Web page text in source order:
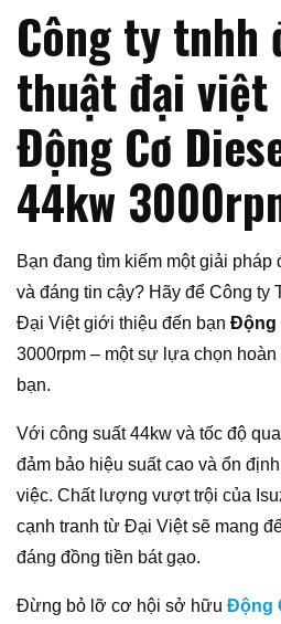
Công ty tnhh
thuật đại việt
Động Cơ
44kw
Bạn đang tìm kiếm một giải
và đáng tin cậy? Hãy để Công ty
Đại Việt giới thiệu đến bạn Động
3000rpm – một sự lựa chọn
bạn.
Với công suất 44kw và tốc độ
đảm bảo hiệu suất cao và ổn
việc. Chất lượng vượt trội của
cạnh tranh từ Đại Việt sẽ mang
đáng đồng tiền bát gạo.
Đừng bỏ lỡ cơ hội sở hữu Động